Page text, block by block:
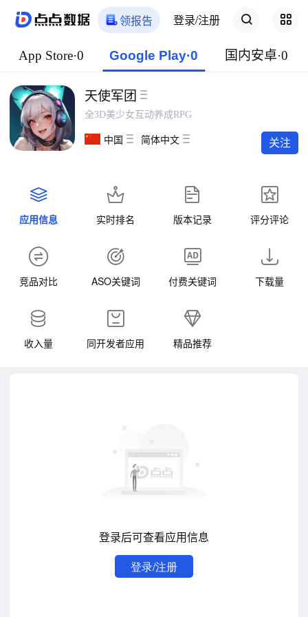
领报告 登录/注册
App Store·0 Google Play·0 国内安卓·0
天使军团
全3D美少女互动养成RPG
中国 简体中文 关注
应用信息 实时排名 版本记录 评分评论
竞品对比 ASO关键词 付费关键词 下载量
收入量 同开发者应用 精品推荐
登录后可查看应用信息
登录/注册